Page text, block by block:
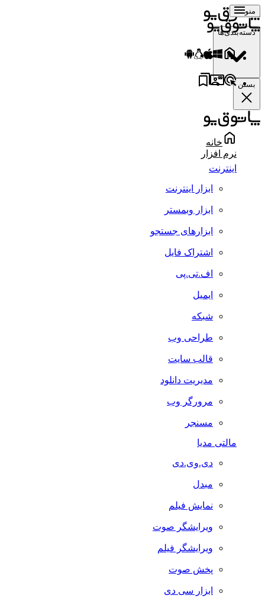
منو
دسته‌بندی‌ها
بستن
خانه
نرم افزار
اینترنت
ابزار اینترنت
ابزار وبمستر
ابزارهای جستجو
اشتراک فایل
اف.تی.پی
ایمیل
شبکه
طراحی وب
قالب سایت
مدیریت دانلود
مرورگر وب
مسنجر
مالتی مدیا
دی.وی.دی
مبدل
نمایش فیلم
ویرایشگر صوت
ویرایشگر فیلم
پخش صوت
ابزار سی دی